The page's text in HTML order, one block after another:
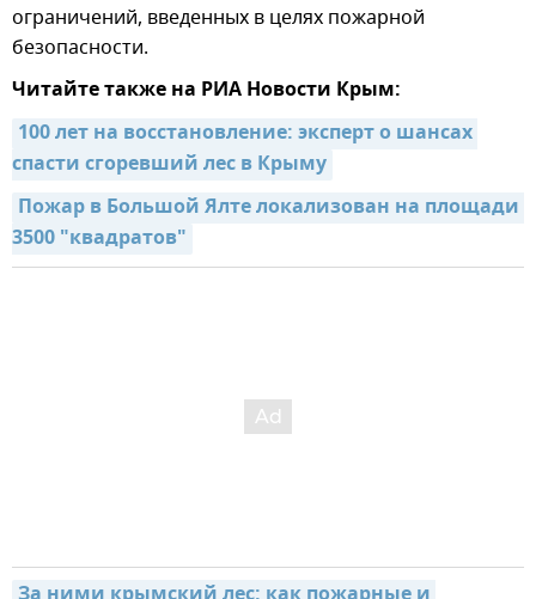
ограничений, введенных в целях пожарной
безопасности.
Читайте также на РИА Новости Крым:
100 лет на восстановление: эксперт о шансах
спасти сгоревший лес в Крыму
Пожар в Большой Ялте локализован на площади
3500 "квадратов"